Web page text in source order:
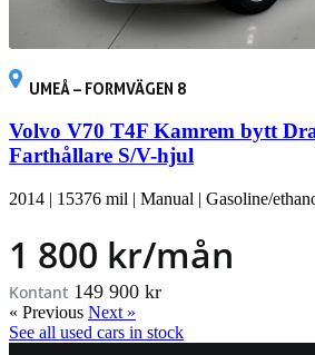
UMEÅ – FORMVÄGEN 8
Volvo V70 T4F Kamrem bytt
Farthållare S/V-hjul
2014 | 15376 mil | Manual | Gasoline/
1 800 kr/mån
Kontant 149 900 kr
« Previous Next »
See all used cars in stock